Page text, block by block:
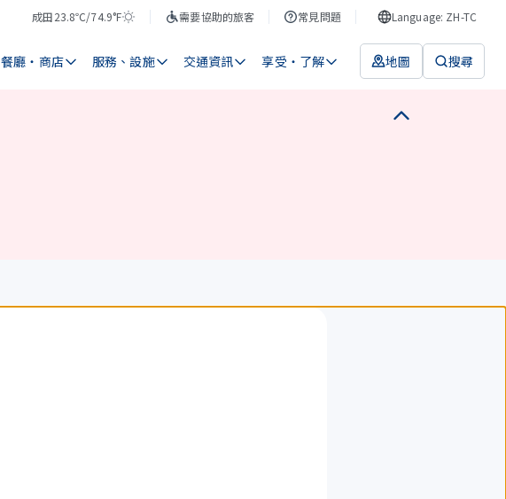
成田
氣
23.8℃/74.9°F
天
需要協助的旅客 常見問題 Language: ZH-TC
餐廳・商店 服務、設施 交通資訊 享受・了解 地圖 搜尋